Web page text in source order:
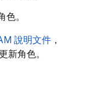
色。
說明文件 ，
新角色。